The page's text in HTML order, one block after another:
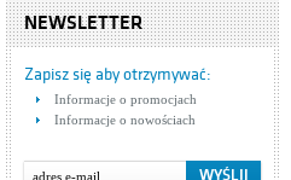
NEWSLETTER
Zapisz się aby otrzymywać:
Informacje o promocjach
Informacje o nowościach